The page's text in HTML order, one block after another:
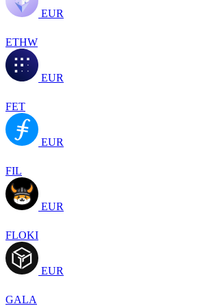
EUR
ETHW
EUR
FET
EUR
FIL
EUR
FLOKI
EUR
GALA